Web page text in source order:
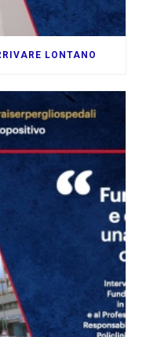
LONTANO